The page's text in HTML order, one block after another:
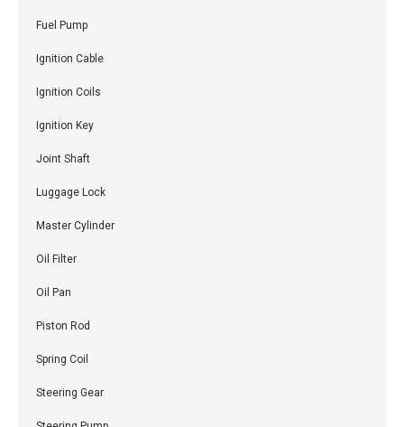
Fuel Pump
Ignition Cable
Ignition Coils
Ignition Key
Joint Shaft
Luggage Lock
Master Cylinder
Oil Filter
Oil Pan
Piston Rod
Spring Coil
Steering Gear